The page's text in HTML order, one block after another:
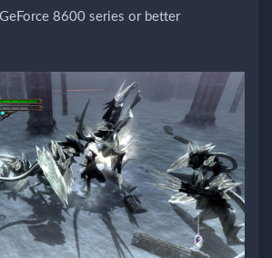
8600 series or better